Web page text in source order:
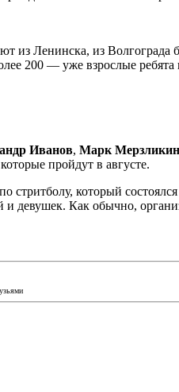
из Ленинска, из
200 — уже взрослые ребята
Иванов, Марк Мерзликин
пройдут в августе.
который состоялся
девушек. Как обычно,